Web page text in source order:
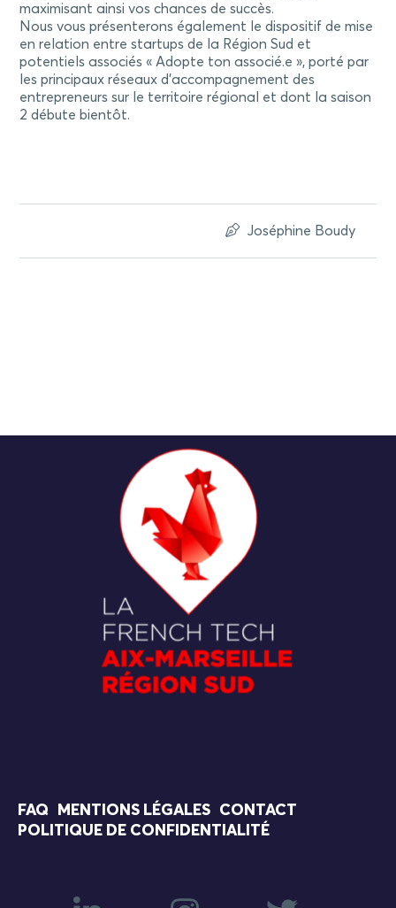
maximisant ainsi vos chances de succès.
Nous vous présenterons également le dispositif de mise
en relation entre startups de la Région Sud et
potentiels associés « Adopte ton associé.e », porté par
les principaux réseaux d’accompagnement des
entrepreneurs sur le territoire régional et dont la saison
2 débute bientôt.
Joséphine Boudy
FAQ MENTIONS LÉGALES
CONTACT
POLITIQUE DE CONFIDENTIALITÉ